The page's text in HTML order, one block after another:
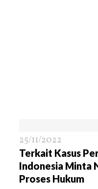
25/11/2022
Terkait Kasus
Indonesia Minta
Proses Hukum